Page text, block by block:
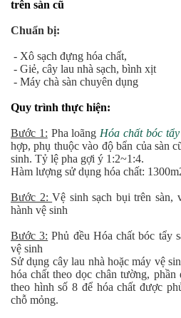
trên sàn cũ
Chuẩn bị:
- Xô sạch đựng hóa chất,
- Giẻ, cây lau nhà sạch, bình xịt
- Máy chà sàn chuyên dụng
Quy trình thực hiện:
Bước 1: Pha loãng Hóa chất bóc tẩy
hợp, phụ thuộc vào độ bẩn của sàn
sinh. Tỷ lệ pha gợi ý 1:2~1:4.
Hàm lượng sử dụng hóa chất:
Bước 2:Vệ sinh sạch bụi trên sàn,
hành vệ sinh
Bước 3: Phủ đều Hóa chất bóc tẩy
vệ sinh
Sử dụng cây lau nhà hoặc máy vệ
hóa chất theo dọc chân tường,
theo hình số 8 để hóa chất được
chỗ mỏng.